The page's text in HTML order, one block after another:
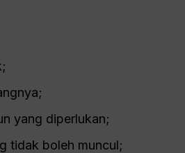
yang diperlukan;
tidak boleh muncul;